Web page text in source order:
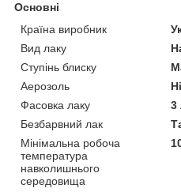
Основні
Країна виробник
Вид лаку
Ступінь блиску
Аерозоль
Ні
Фасовка лаку
3
Безбарвний лак
Мінімальна робоча
температура
навколишнього
середовища